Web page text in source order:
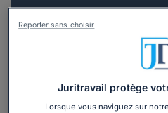
Vous souhaitez une
Juritravail protège
Lorsque vous naviguez sur
Reporter sans choisir